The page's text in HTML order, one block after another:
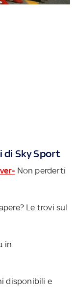
Sky Sport
Non perderti
Le trovi sul
in
disponibili e